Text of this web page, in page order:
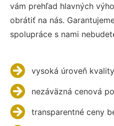
vám prehľad hlavných
obrátiť na nás.
spolupráce s nami
vysoká úroveň
nezáväzná cenová
transparentné ceny